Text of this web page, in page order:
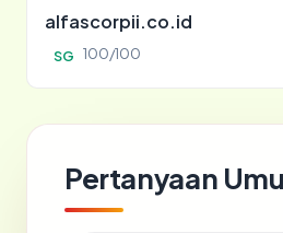
alfascorpii.co.id
SG 100/100
Pertanyaan